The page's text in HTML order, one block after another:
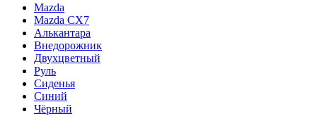
Mazda
Mazda CX7
Алькантара
Внедорожник
Двухцветный
Руль
Сиденья
Синий
Чёрный